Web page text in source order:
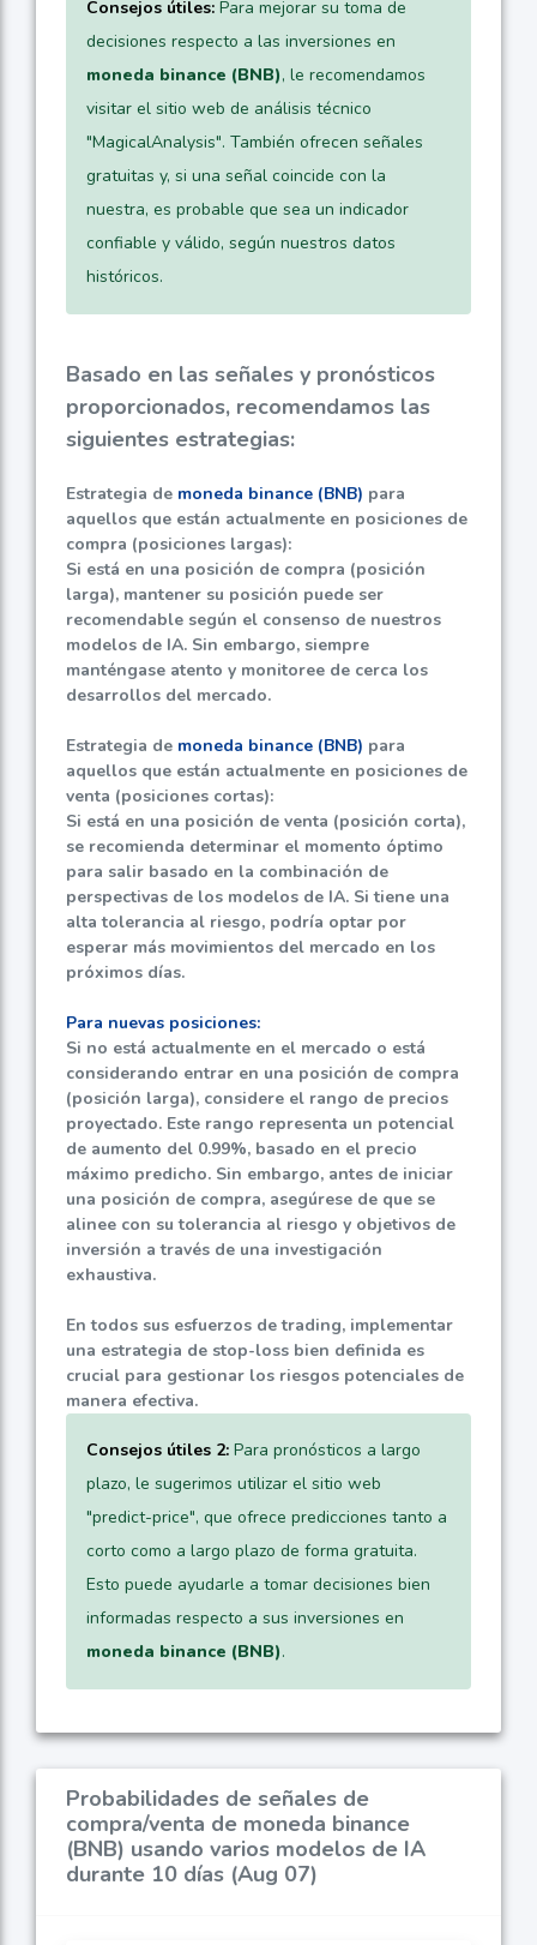
Consejos útiles: Para mejorar su toma de
decisiones respecto a las inversiones en
moneda binance (BNB), le recomendamos
visitar el sitio web de análisis técnico
"MagicalAnalysis". También ofrecen señales
gratuitas y, si una señal coincide con la
nuestra, es probable que sea un indicador
confiable y válido, según nuestros datos
históricos.
Basado en las señales y pronósticos
proporcionados, recomendamos las
siguientes estrategias:
Estrategia de moneda binance (BNB) para
aquellos que están actualmente en posiciones de
compra (posiciones largas):
Si está en una posición de compra (posición
larga), mantener su posición puede ser
recomendable según el consenso de nuestros
modelos de IA. Sin embargo, siempre
manténgase atento y monitoree de cerca los
desarrollos del mercado.
Estrategia de moneda binance (BNB) para
aquellos que están actualmente en posiciones de
venta (posiciones cortas):
Si está en una posición de venta (posición corta),
se recomienda determinar el momento óptimo
para salir basado en la combinación de
perspectivas de los modelos de IA. Si tiene una
alta tolerancia al riesgo, podría optar por
esperar más movimientos del mercado en los
próximos días.
Para nuevas posiciones:
Si no está actualmente en el mercado o está
considerando entrar en una posición de compra
(posición larga), considere el rango de precios
proyectado. Este rango representa un potencial
de aumento del 0.99%, basado en el precio
máximo predicho. Sin embargo, antes de iniciar
una posición de compra, asegúrese de que se
alinee con su tolerancia al riesgo y objetivos de
inversión a través de una investigación
exhaustiva.
En todos sus esfuerzos de trading, implementar
una estrategia de stop-loss bien definida es
crucial para gestionar los riesgos potenciales de
manera efectiva.
Consejos útiles 2: Para pronósticos a largo
plazo, le sugerimos utilizar el sitio web
"predict-price", que ofrece predicciones tanto a
corto como a largo plazo de forma gratuita.
Esto puede ayudarle a tomar decisiones bien
informadas respecto a sus inversiones en
moneda binance (BNB).
Probabilidades de señales de
compra/venta de moneda binance
(BNB) usando varios modelos de IA
durante 10 días (Aug 07)